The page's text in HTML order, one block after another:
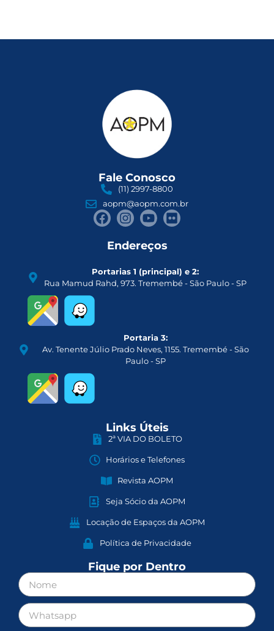
Fale Conosco
(11) 2997-8800
aopm@aopm.com.br
Endereços
Portarias 1 (principal) e 2:
Rua Mamud Rahd, 973. Tremembé - São Paulo - SP
Portaria 3:
Av. Tenente Júlio Prado Neves, 1155. Tremembé - São
Paulo - SP
Links Úteis
2ª VIA DO BOLETO
Horários e Telefones
Revista AOPM
Seja Sócio da AOPM
Locação de Espaços da AOPM
Política de Privacidade
Fique por Dentro